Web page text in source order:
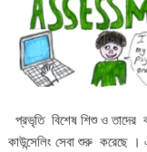
প্রভৃতি বিশেষ শিশু ও
কাউন্সেলিং সেবা শুরু করেছে